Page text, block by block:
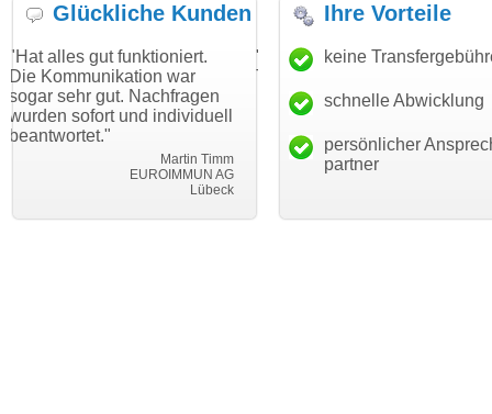
Glückliche Kunden
funktioniert.
war
Nachfragen
und individuell
"Danke für den schnellen
Transfer und guten Service!"
Thomas Schäfer
i can eckert communication GmbH
"Ich bin
haben. Die
mein
Ihre Vorteile
keine
schnelle Abwicklung
persönlicher
partner